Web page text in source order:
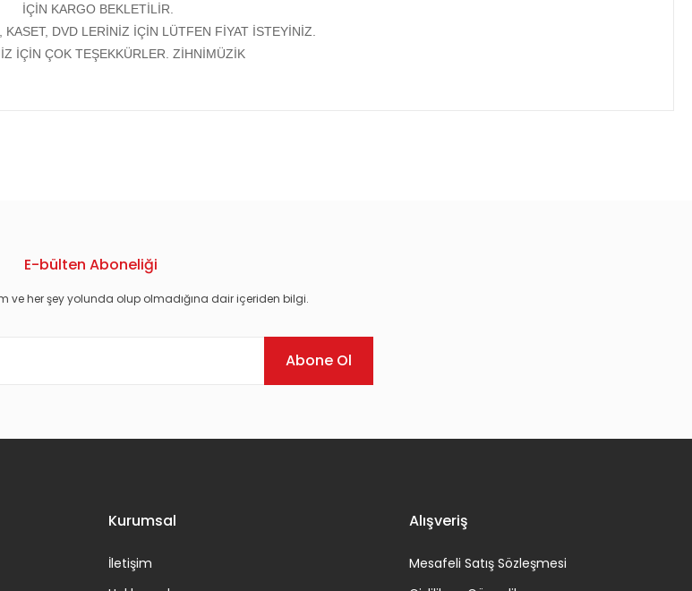
İÇİN KARGO BEKLETİLİR.
DVD LERİNİZ İÇİN LÜTFEN FİYAT İSTEYİNİZ.
İÇİN ÇOK TEŞEKKÜRLER. ZİHNİMÜZİK
E-bülten Aboneliği
ve her şey yolunda olup olmadığına dair içeriden bilgi.
Abone Ol
Kurumsal
İletişim
Alışveriş
Mesafeli Satış Sözleşmesi